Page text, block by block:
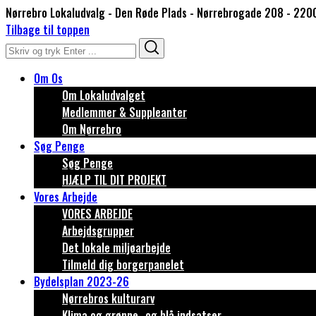
Nørrebro Lokaludvalg - Den Røde Plads - Nørrebrogade 208 -
Tilbage til toppen
Search
for:
Om Os
Om Lokaludvalget
Medlemmer & Suppleanter
Om Nørrebro
Søg Penge
Søg Penge
HJÆLP TIL DIT PROJEKT
Vores Arbejde
VORES ARBEJDE
Arbejdsgrupper
Det lokale miljøarbejde
Tilmeld dig borgerpanelet
Bydelsplan 2023-26
Nørrebros kulturarv